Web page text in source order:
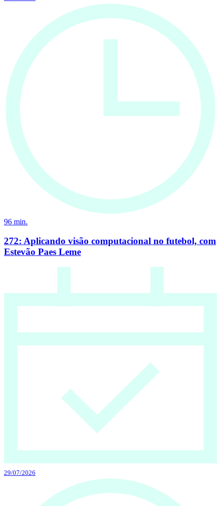
96 min.
272: Aplicando visão computacional no futebol, com
Estevão Paes Leme
29/07/2026